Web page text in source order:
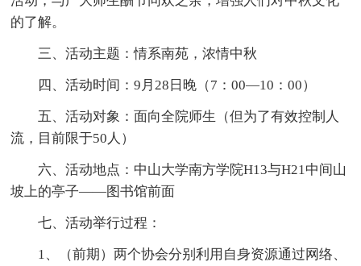
的了解。
三、活动主题：情系南苑，浓情中秋
四、活动时间：9月28日晚（7：00—10：00）
五、活动对象：面向全院师生（但为了有效控制人
流，目前限于50人）
六、活动地点：中山大学南方学院H13与H21中间山
坡上的亭子——图书馆前面
七、活动举行过程：
1、（前期）两个协会分别利用自身资源通过网络、